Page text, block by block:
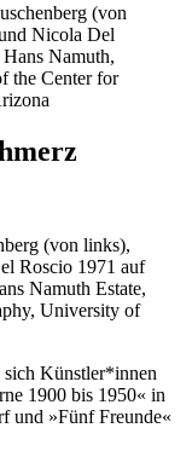
(von
Nicola Del
Namuth,
the Center for
(von links),
Roscio 1971 auf
Namuth Estate,
University of
Künstler*innen
1900 bis 1950« in
und »Fünf Freunde«